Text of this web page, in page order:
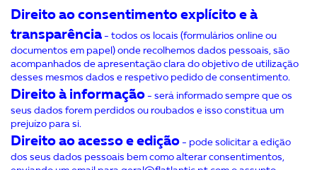
Direito ao consentimento explícito e à
transparência - todos os locais (formulários online ou
documentos em papel) onde recolhemos dados pessoais, são
acompanhados de apresentação clara do objetivo de utilização
desses mesmos dados e respetivo pedido de consentimento.
Direito à informação - será informado sempre que os
seus dados forem perdidos ou roubados e isso constitua um
prejuízo para si.
Direito ao acesso e edição - pode solicitar a edição
dos seus dados pessoais bem como alterar consentimentos,